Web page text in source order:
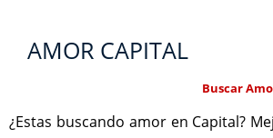
AMOR CAPITAL
Buscar
¿Estas buscando amor en Capital?